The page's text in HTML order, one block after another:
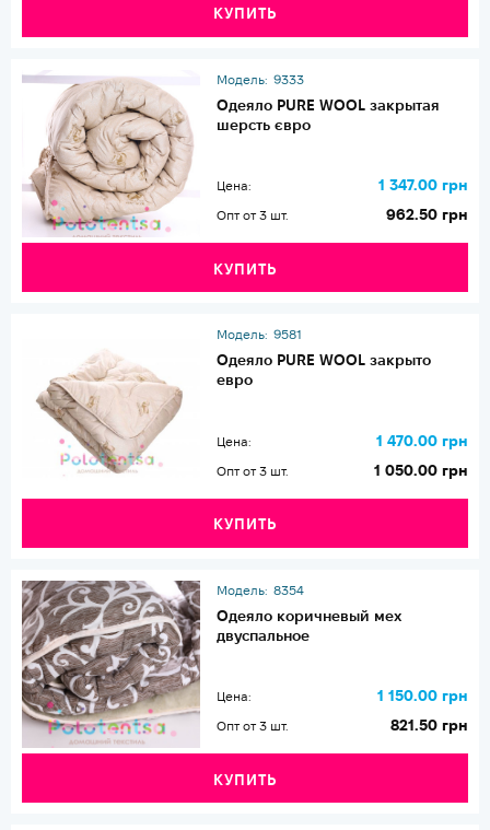
КУПИТЬ
Модель: 9333
Одеяло PURE WOOL закрытая
шерсть євро
Цена: 1 347.00 грн
Опт от 3 шт. 962.50 грн
КУПИТЬ
Модель: 9581
Одеяло PURE WOOL закрыто
евро
Цена: 1 470.00 грн
Опт от 3 шт. 1 050.00 грн
КУПИТЬ
Модель: 8354
Одеяло коричневый мех
двуспальное
Цена: 1 150.00 грн
Опт от 3 шт. 821.50 грн
КУПИТЬ